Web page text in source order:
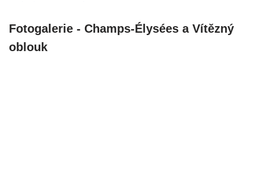
Fotogalerie - Champs-Élysées a Vítězný
oblouk